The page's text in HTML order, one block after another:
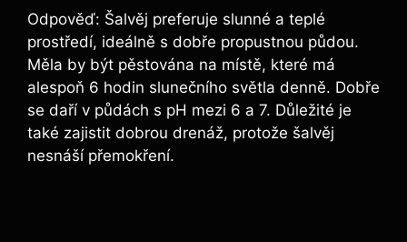
Odpověď: Šalvěj preferuje slunné a teplé
prostředí, ideálně s dobře propustnou půdou.
Měla by být pěstována na místě, které má
alespoň 6 hodin slunečního světla denně. Dobře
se daří v půdách s pH mezi 6 a 7. Důležité je
také zajistit dobrou drenáž, protože šalvěj
nesnáší přemokření.